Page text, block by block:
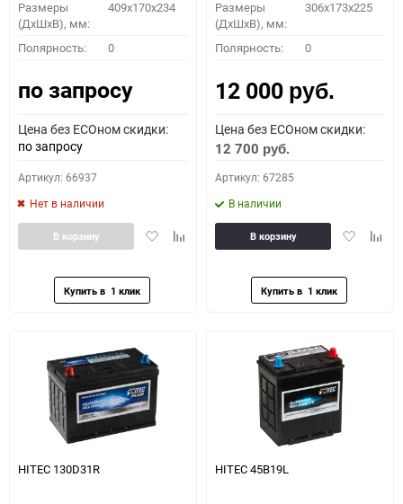
Размеры
(ДхШхВ), мм:
409x170x234
Полярность: 0
по запросу
Цена без ECOном скидки:
по запросу
Артикул: 66937
Нет в наличии
ДобавитьДобавить
В корзину
Размеры
(ДхШхВ), мм:
306x173x225
Полярность: 0
12 000 руб.
Цена без ECOном скидки:
12 700 руб.
Артикул: 67285
В наличии
Добавить
В корзину
HITEC 130D31R HITEC 45B19L